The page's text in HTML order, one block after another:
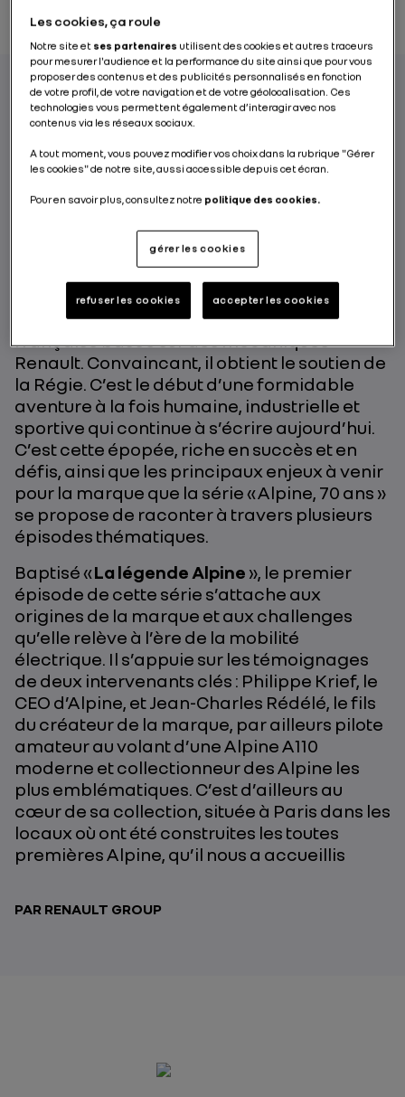
Il y a 70 ans, en juillet 1955,
seulement quelques jours après avoir créé
la société des Automobiles Alpine, Jean
la direction de la Régie Renault. En
positionnant une voiture bleue, une blanche
et une rouge devant le bâtiment historique
de Boulogne-Billancourt, le jeune
entrepreneur met habilement en scène son
ambition de créer une marque sportive
française basée sur des mécaniques
Renault. Convaincant, il obtient le soutien de
la Régie. C’est le début d’une formidable
aventure à la fois humaine, industrielle et
sportive qui continue à s’écrire aujourd’hui.
C’est cette épopée, riche en succès et en
défis, ainsi que les principaux enjeux à venir
pour la marque que la série « Alpine, 70 ans »
se propose de raconter à travers plusieurs
épisodes thématiques.
Baptisé «La légende Alpine », le premier
épisode de cette série s’attache aux
origines de la marque et aux challenges
qu’elle relève à l’ère de la mobilité
électrique. Il s’appuie sur les témoignages
de deux intervenants clés : Philippe Krief, le
CEO d’Alpine, et Jean-Charles Rédélé, le fils
du créateur de la marque, par ailleurs pilote
amateur au volant d’une Alpine A110
moderne et collectionneur des Alpine les
plus emblématiques. C’est d’ailleurs au
cœur de sa collection, située à Paris dans les
locaux où ont été construites les toutes
premières Alpine, qu’il nous a accueillis
PAR RENAULT GROUP
Les cookies, ça roule
Notre site et ses partenaires utilisent des cookies et autres traceurs
pour mesurer l'audience et la performance du site ainsi que pour vous
proposer des contenus et des publicités personnalisés en fonction
de votre profil, de votre navigation et de votre géolocalisation. Ces
technologies vous permettent également d’interagir avec nos
contenus via les réseaux sociaux.
A tout moment, vous pouvez modifier vos choix dans la rubrique "Gérer
les cookies" de notre site, aussi accessible depuis cet écran.
Pour en savoir plus, consultez notre politique des cookies.
gérer les cookies
refuser les cookies accepter les cookies